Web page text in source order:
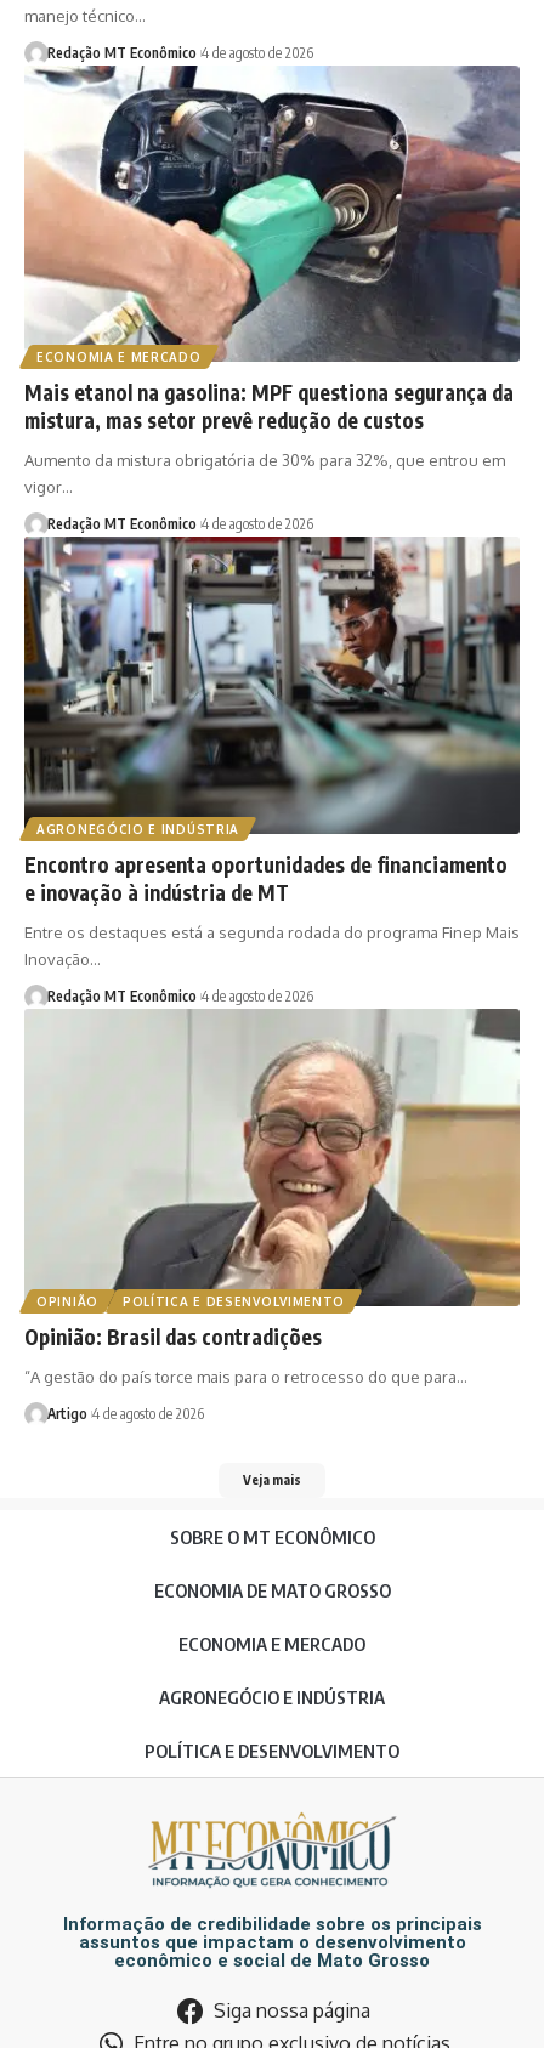
manejo técnico…
Redação MT Econômico 4 de agosto de 2026
ECONOMIA E MERCADO
Mais etanol na gasolina: MPF questiona segurança da
mistura, mas setor prevê redução de custos
Aumento da mistura obrigatória de 30% para 32%, que entrou em
vigor…
Redação MT Econômico 4 de agosto de 2026
AGRONEGÓCIO E INDÚSTRIA
Encontro apresenta oportunidades de financiamento
e inovação à indústria de MT
Entre os destaques está a segunda rodada do programa Finep Mais
Inovação…
Redação MT Econômico 4 de agosto de 2026
OPINIÃO POLÍTICA E DESENVOLVIMENTO
Opinião: Brasil das contradições
“A gestão do país torce mais para o retrocesso do que para…
Artigo 4 de agosto de 2026
Veja mais
SOBRE O MT ECONÔMICO
ECONOMIA DE MATO GROSSO
ECONOMIA E MERCADO
AGRONEGÓCIO E INDÚSTRIA
POLÍTICA E DESENVOLVIMENTO
Informação de credibilidade sobre os principais
assuntos que impactam o desenvolvimento
econômico e social de Mato Grosso
Siga nossa página